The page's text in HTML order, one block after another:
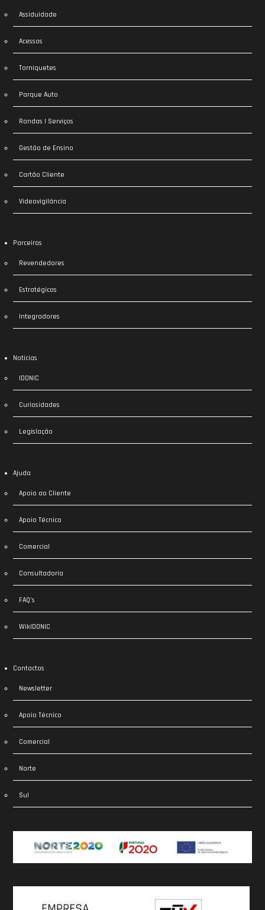
Assiduidade
Acessos
Torniquetes
Parque Auto
Rondas | Serviços
Gestão de Ensino
Cartão Cliente
Videovigilância
Parceiros
Revendedores
Estratégicos
Integradores
Notícias
IDONIC
Curiosidades
Legislação
Ajuda
Apoio ao Cliente
Apoio Técnico
Comercial
Consultadoria
FAQ’s
WikIDONIC
Contactos
Newsletter
Apoio Técnico
Comercial
Norte
Sul